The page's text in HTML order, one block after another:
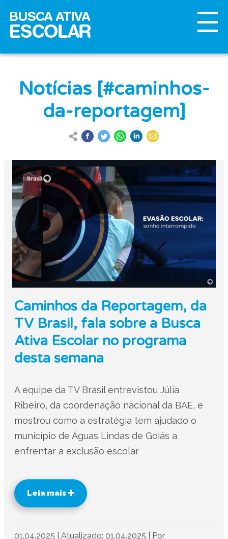
Notícias [#caminhos-
da-reportagem]
Caminhos da Reportagem, da
TV Brasil, fala sobre a Busca
Ativa Escolar no programa
desta semana
A equipe da TV Brasil entrevistou Júlia
Ribeiro, da coordenação nacional da BAE, e
mostrou como a estratégia tem ajudado o
município de Águas Lindas de Goiás a
enfrentar a exclusão escolar
Leia mais
01.04.2025 Atualizado: 01.04.2025
Por